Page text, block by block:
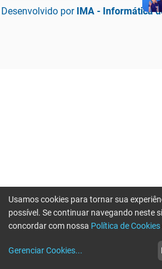
Desenvolvido por IMA - Informática
Usamos cookies para tornar sua
possível. Se continuar navegando neste
concordar com nossa Política de
Gerenciar Cookies...
Erro ao enviar informações, por favor